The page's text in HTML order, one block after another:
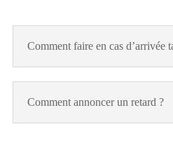
Comment faire en cas d’arrivée
Comment annoncer un retard ?